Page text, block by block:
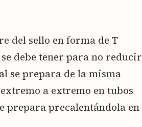
del sello en forma de T
debe tener para no reducir
se prepara de la misma
a extremo en tubos
prepara precalentándola en